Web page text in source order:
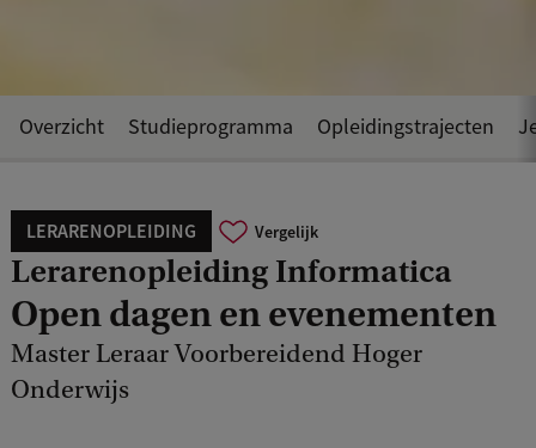
LERARENOPLEIDING Vergelijk
Lerarenopleiding Informatica
Open dagen en evenementen
Master Leraar Voorbereidend Hoger
Onderwijs
Overzicht Studieprogramma Opleidingstrajecten